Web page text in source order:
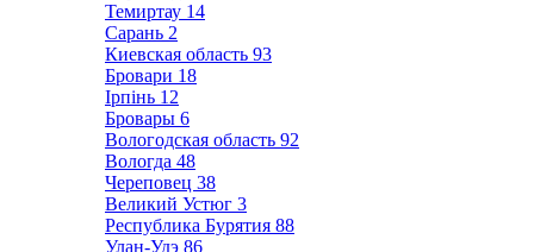
Темиртау 14
Сарань 2
Киевская область 93
Бровари 18
Ірпінь 12
Бровары 6
Вологодская область 92
Вологда 48
Череповец 38
Великий Устюг 3
Республика Бурятия 88
Улан-Удэ 86